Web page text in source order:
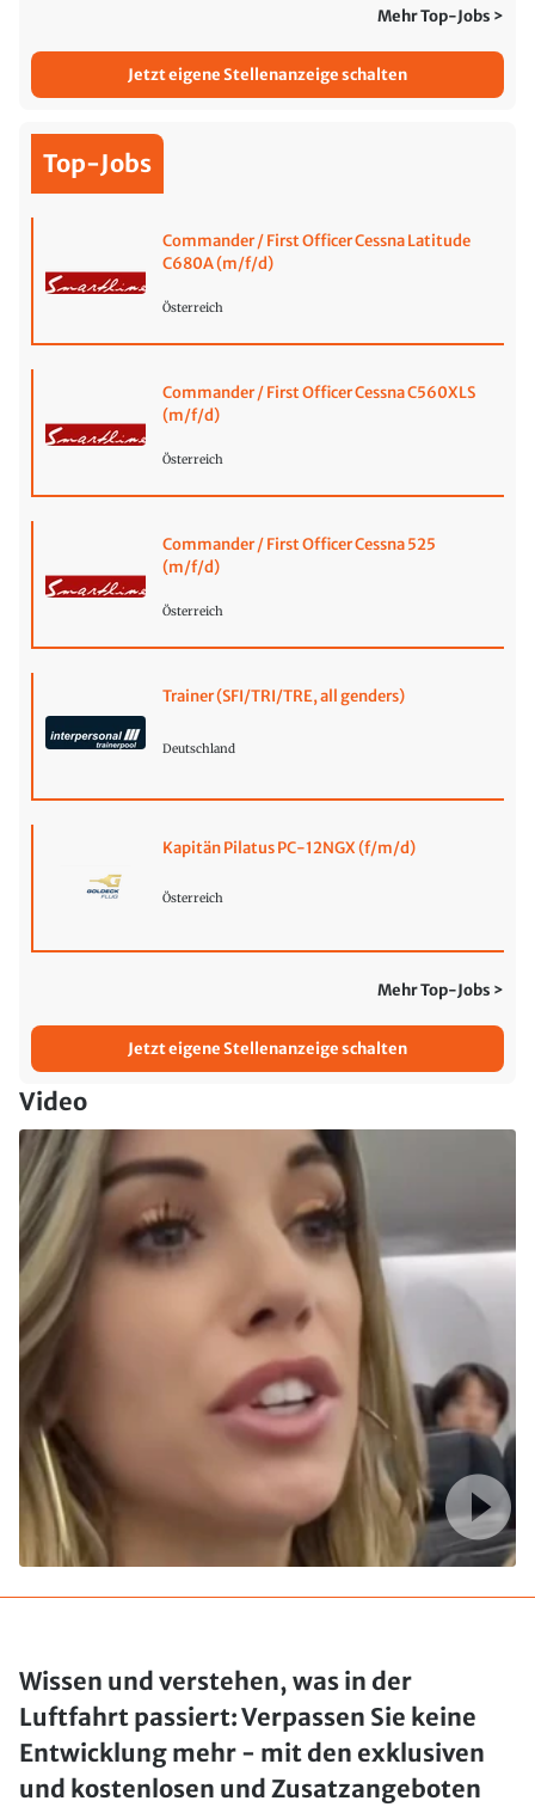
Mehr Top-Jobs >
Jetzt eigene Stellenanzeige schalten
Top-Jobs
Commander / First Officer Cessna Latitude
C680A (m/f/d)
Österreich
Commander / First Officer Cessna C560XLS
(m/f/d)
Österreich
Commander / First Officer Cessna 525
(m/f/d)
Österreich
Trainer (SFI/TRI/TRE, all genders)
Deutschland
Kapitän Pilatus PC-12NGX (f/m/d)
Österreich
Mehr Top-Jobs >
Jetzt eigene Stellenanzeige schalten
Video
Wissen und verstehen, was in der
Luftfahrt passiert: Verpassen Sie keine
Entwicklung mehr - mit den exklusiven
und kostenlosen und Zusatzangeboten